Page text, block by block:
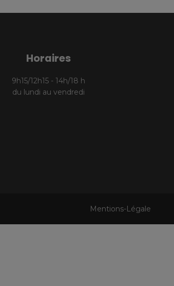
Horaires
9h15/12h15 - 14h/18 h
du lundi au vendredi
Mentions-Légale